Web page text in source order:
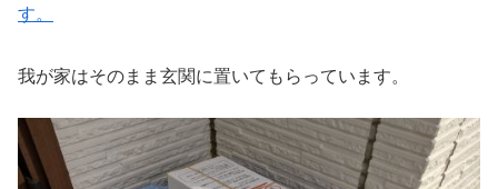
す。
我が家はそのまま玄関に置いてもらっています。